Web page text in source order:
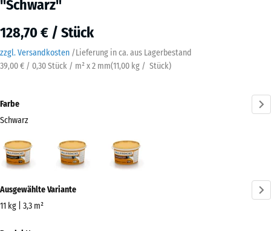
"Schwarz"
128,70 € / Stück
zzgl. Versandkosten /Lieferung in ca. aus Lagerbestand
39,00 € / 0,30 Stück / m² x 2 mm(11,00 kg / Stück)
Farbe
Schwarz
Schwarz
(active)
Informationen
zu
Ausgewählte Variante
11 kg | 3,3 m²
Abmessungen